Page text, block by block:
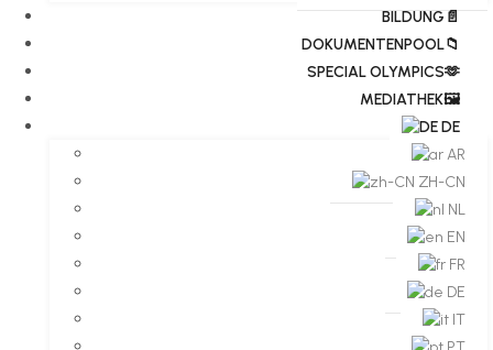
BILDUNG📄
DOKUMENTENPOOL📁
​​SPECIAL OLYMPICS🫶
MEDIATHEK🖼️​
DE
AR
ZH-CN
NL
EN
FR
DE
IT